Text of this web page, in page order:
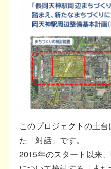
このプロジェクトの土
た「対話」です。
2015年のスタート以来